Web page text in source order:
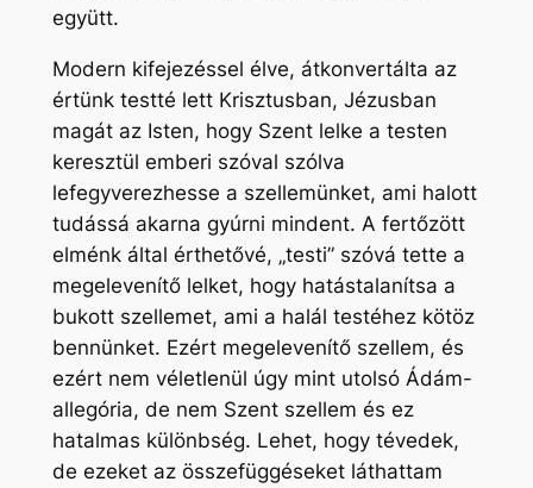
együtt.
Modern kifejezéssel élve, átkonvertálta az
értünk testté lett Krisztusban, Jézusban
magát az Isten, hogy Szent lelke a testen
keresztül emberi szóval szólva
lefegyverezhesse a szellemünket, ami halott
tudássá akarna gyúrni mindent. A fertőzött
elménk által érthetővé, „testi” szóvá tette a
megelevenítő lelket, hogy hatástalanítsa a
bukott szellemet, ami a halál testéhez kötöz
bennünket. Ezért megelevenítő szellem, és
ezért nem véletlenül úgy mint utolsó Ádám-
allegória, de nem Szent szellem és ez
hatalmas különbség. Lehet, hogy tévedek,
de ezeket az összefüggéseket láthattam